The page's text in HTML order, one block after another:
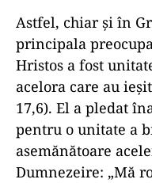
Astfel, chiar şi în
principala
Hristos a fost
acelora care au
17,6). El a pledat
pentru o unitate a
asemănătoare
Dumnezeire: „Mă